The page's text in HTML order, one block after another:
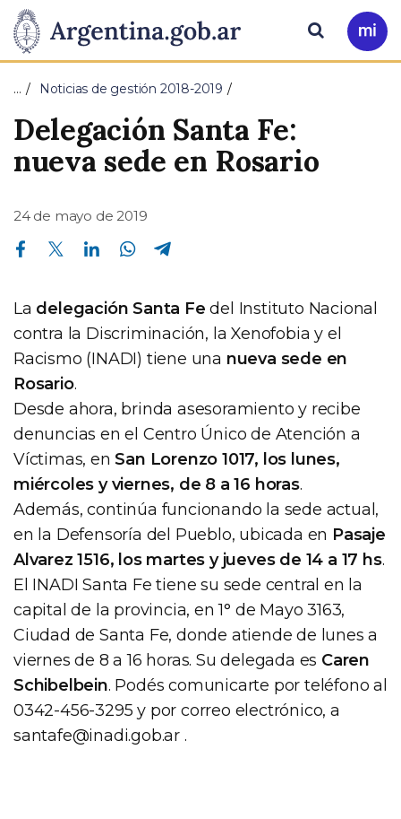
Presidencia
de
la
Nación
Pasar al contenido principal
Ir
a
Buscar
… Noticias de gestión 2018-2019
Delegación Santa Fe:
nueva sede en Rosario
24 de mayo de 2019
Compartir en Facebook Compartir en Twitter Compartir en Linkedin Compartir en Whatsapp
La delegación Santa Fe del Instituto Nacional
contra la Discriminación, la Xenofobia y el
Racismo (INADI) tiene una nueva sede en
Rosario.
Desde ahora, brinda asesoramiento y recibe
denuncias en el Centro Único de Atención a
Víctimas, enSan Lorenzo 1017, los lunes,
miércoles y viernes, de 8 a 16 horas.
Además, continúa funcionando la sede actual,
en la Defensoría del Pueblo, ubicada en Pasaje
Alvarez 1516, los martes y jueves de 14 a 17 hs.
El INADI Santa Fe tiene su sede central en la
capital de la provincia, en 1° de Mayo 3163,
Ciudad de Santa Fe, donde atiende de lunes a
viernes de 8 a 16 horas. Su delegada es Caren
Schibelbein. Podés comunicarte por teléfono al
0342-456-3295 y por correo electrónico, a
santafe@inadi.gob.ar .